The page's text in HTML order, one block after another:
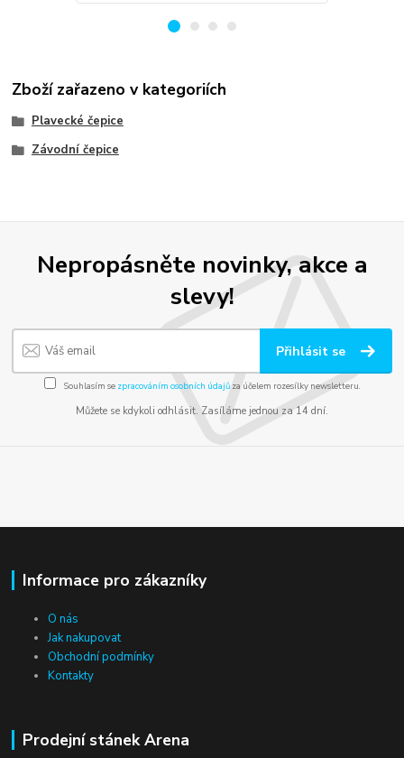
Zboží zařazeno v kategoriích
Plavecké čepice
Závodní čepice
Nepropásněte novinky, akce a
slevy!
Přihlásit se
Souhlasím se zpracováním osobních údajůza účelem rozesílky newsletteru.
Můžete se kdykoli odhlásit. Zasíláme jednou za 14 dní.
Informace pro zákazníky
O nás
Jak nakupovat
Obchodní podmínky
Kontakty
Prodejní stánek Arena